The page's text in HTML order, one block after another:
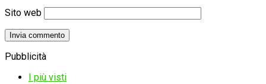
Sito web
Pubblicità
I più visti